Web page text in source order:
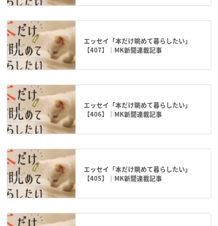
エッセイ「本だけ眺めて暮らしたい」
【407】｜MK新聞連載記事
エッセイ「本だけ眺めて暮らしたい」
【406】｜MK新聞連載記事
エッセイ「本だけ眺めて暮らしたい」
【405】｜MK新聞連載記事